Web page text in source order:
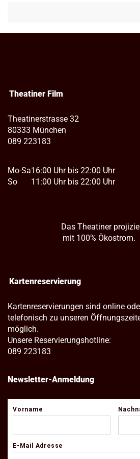
Theatiner Film
Theatinerstrasse 32
80333 München
089 223183
Mo-Sa
So
16:00 Uhr bis 22:00 Uhr
11:00 Uhr bis 22:00 Uhr
Das Theatiner
mit 100% Ökostrom.
Kartenreservierung
Kartenreservierungen sind online
telefonisch zu unseren
möglich.
Unsere Reservierungshotline:
089 223183
Newsletter-Anmeldung